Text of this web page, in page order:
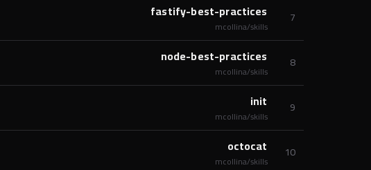
7
fastify-best-practices
mcollina/skills
8
node-best-practices
mcollina/skills
9
init
mcollina/skills
10
octocat
mcollina/skills